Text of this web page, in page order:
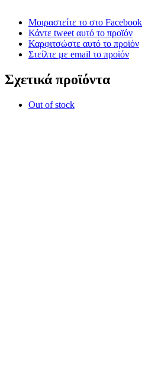
Μοιραστείτε το στο Facebook
Κάντε tweet αυτό το προϊόν
Καρφιτσώστε αυτό το προϊόν
Στείλτε με email το προϊόν
Σχετικά προϊόντα
Out of stock